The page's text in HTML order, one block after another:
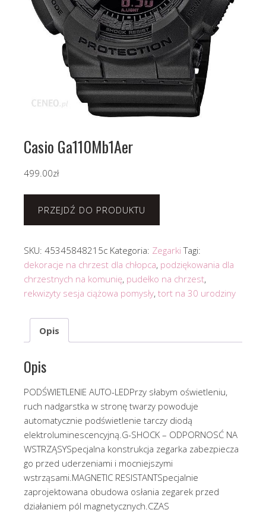
Casio Ga110Mb1Aer
499.00zł
PRZEJDŹ DO PRODUKTU
SKU: 45345848215c Kategoria: Zegarki Tagi:
dekoracje na chrzest dla chłopca, podziękowania dla
chrzestnych na komunię, pudełko na chrzest,
rekwizyty sesja ciążowa pomysły, tort na 30 urodziny
Opis
Opis
PODŚWIETLENIE AUTO-LEDPrzy słabym oświetleniu,
ruch nadgarstka w stronę twarzy powoduje
automatycznie podświetlenie tarczy diodą
elektroluminescencyjną.G-SHOCK – ODPORNOSĆ NA
WSTRZĄSYSpecjalna konstrukcja zegarka zabezpiecza
go przed uderzeniami i mocniejszymi
wstrząsami.MAGNETIC RESISTANTSpecjalnie
zaprojektowana obudowa osłania zegarek przed
działaniem pól magnetycznych.CZAS